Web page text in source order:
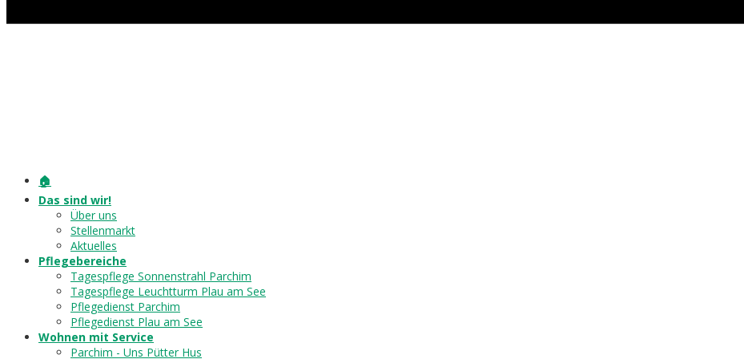
🏠
Das sind wir!
Über uns
Stellenmarkt
Aktuelles
Pflegebereiche
Tagespflege Sonnenstrahl Parchim
Tagespflege Leuchtturm Plau am See
Pflegedienst Parchim
Pflegedienst Plau am See
Wohnen mit Service
Parchim - Uns Pütter Hus